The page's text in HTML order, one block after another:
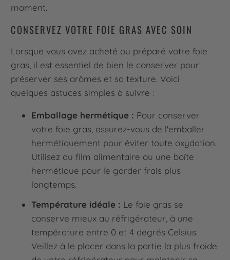
moment.
CONSERVEZ VOTRE FOIE GRAS AVEC SOIN
Lorsque vous avez acheté ou préparé votre foie
gras, il est essentiel de bien le conserver pour
préserver ses arômes et sa texture. Voici
quelques astuces simples à suivre :
Emballage hermétique : Pour conserver
votre foie gras, assurez-vous de l'emballer
hermétiquement pour éviter toute oxydation.
Utilisez du film alimentaire ou une boîte
hermétique pour le garder frais plus
longtemps.
Température idéale : Le foie gras se
conserve mieux au réfrigérateur, à une
température entre 0 et 4 degrés Celsius.
Veillez à le placer dans la partie la plus froide